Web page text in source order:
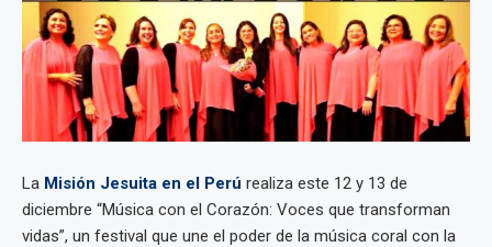
La Misión Jesuita en el Perú realiza este 12 y 13 de
diciembre “Música con el Corazón: Voces que transforman
vidas”, un festival que une el poder de la música coral con la